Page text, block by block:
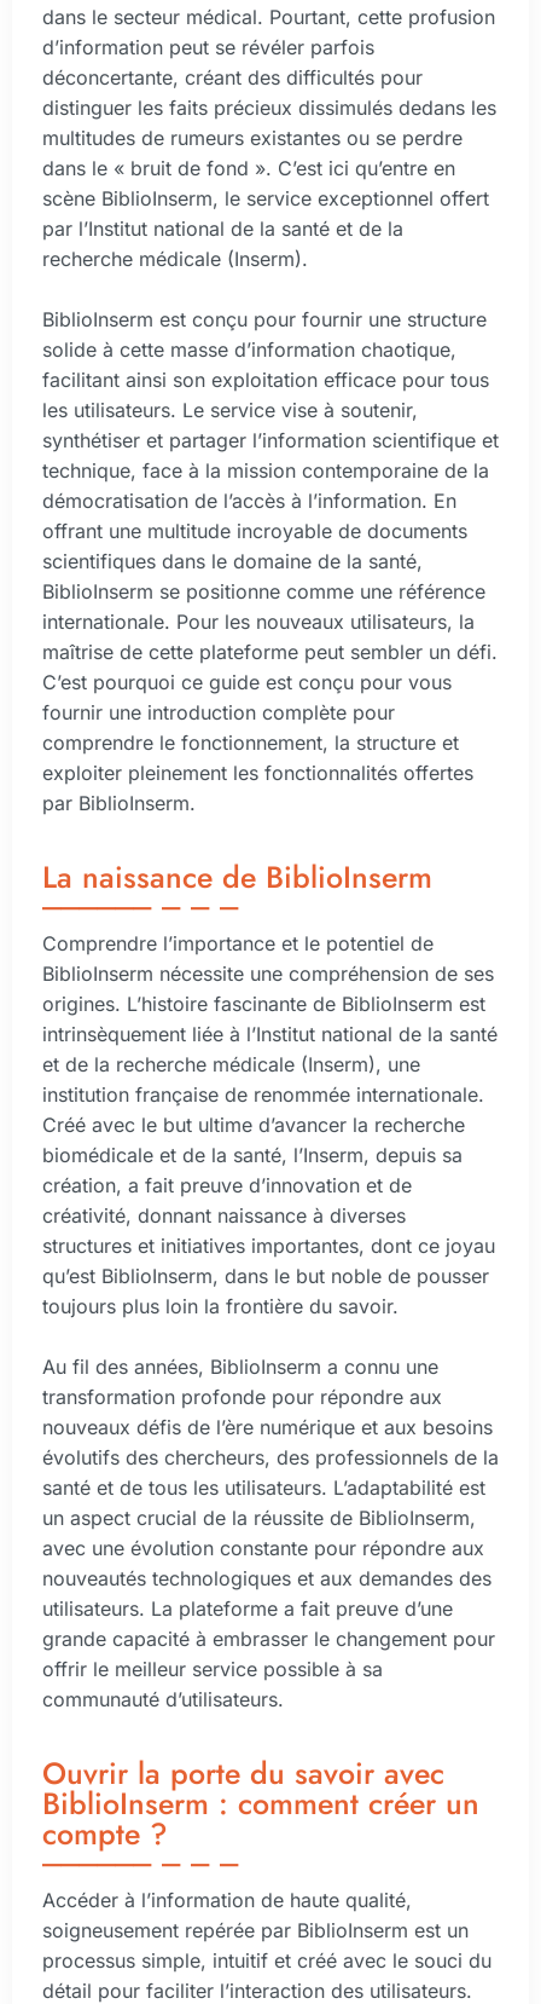
dans le secteur médical. Pourtant, cette profusion
d’information peut se révéler parfois
déconcertante, créant des difficultés pour
distinguer les faits précieux dissimulés dedans les
multitudes de rumeurs existantes ou se perdre
dans le « bruit de fond ». C’est ici qu’entre en
scène BiblioInserm, le service exceptionnel offert
par l’Institut national de la santé et de la
recherche médicale (Inserm).
BiblioInserm est conçu pour fournir une structure
solide à cette masse d’information chaotique,
facilitant ainsi son exploitation efficace pour tous
les utilisateurs. Le service vise à soutenir,
synthétiser et partager l’information scientifique et
technique, face à la mission contemporaine de la
démocratisation de l’accès à l’information. En
offrant une multitude incroyable de documents
scientifiques dans le domaine de la santé,
BiblioInserm se positionne comme une référence
internationale. Pour les nouveaux utilisateurs, la
maîtrise de cette plateforme peut sembler un défi.
C’est pourquoi ce guide est conçu pour vous
fournir une introduction complète pour
comprendre le fonctionnement, la structure et
exploiter pleinement les fonctionnalités offertes
par BiblioInserm.
La naissance de BiblioInserm
Comprendre l’importance et le potentiel de
BiblioInserm nécessite une compréhension de ses
origines. L’histoire fascinante de BiblioInserm est
intrinsèquement liée à l’Institut national de la santé
et de la recherche médicale (Inserm), une
institution française de renommée internationale.
Créé avec le but ultime d’avancer la recherche
biomédicale et de la santé, l’Inserm, depuis sa
création, a fait preuve d’innovation et de
créativité, donnant naissance à diverses
structures et initiatives importantes, dont ce joyau
qu’est BiblioInserm, dans le but noble de pousser
toujours plus loin la frontière du savoir.
Au fil des années, BiblioInserm a connu une
transformation profonde pour répondre aux
nouveaux défis de l’ère numérique et aux besoins
évolutifs des chercheurs, des professionnels de la
santé et de tous les utilisateurs. L’adaptabilité est
un aspect crucial de la réussite de BiblioInserm,
avec une évolution constante pour répondre aux
nouveautés technologiques et aux demandes des
utilisateurs. La plateforme a fait preuve d’une
grande capacité à embrasser le changement pour
offrir le meilleur service possible à sa
communauté d’utilisateurs.
Ouvrir la porte du savoir avec
BiblioInserm : comment créer un
compte ?
Accéder à l’information de haute qualité,
soigneusement repérée par BiblioInserm est un
processus simple, intuitif et créé avec le souci du
détail pour faciliter l’interaction des utilisateurs.